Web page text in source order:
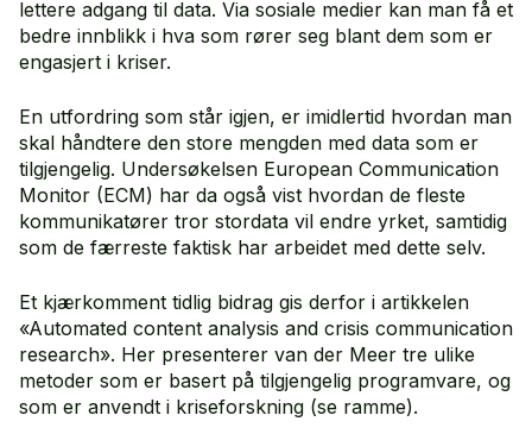
lettere adgang til data. Via sosiale medier kan man få et
bedre innblikk i hva som rører seg blant dem som er
engasjert i kriser.
En utfordring som står igjen, er imidlertid hvordan man
skal håndtere den store mengden med data som er
tilgjengelig. Undersøkelsen European Communication
Monitor (ECM) har da også vist hvordan de fleste
kommunikatører tror stordata vil endre yrket, samtidig
som de færreste faktisk har arbeidet med dette selv.
Et kjærkomment tidlig bidrag gis derfor i artikkelen
«Automated content analysis and crisis communication
research». Her presenterer van der Meer tre ulike
metoder som er basert på tilgjengelig programvare, og
som er anvendt i kriseforskning (se ramme).